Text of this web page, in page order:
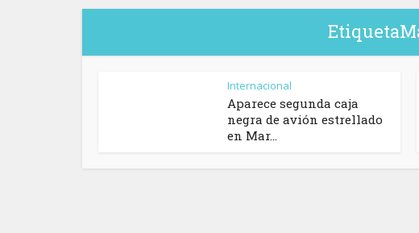
Internacional
Aparece segunda caja
negra de avión estrellado
en Mar...